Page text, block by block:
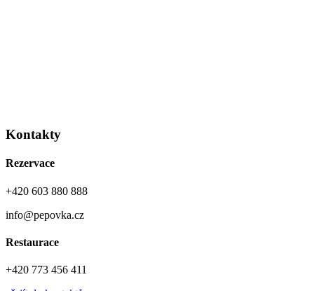
Kontakty
Rezervace
+420 603 880 888
info@pepovka.cz
Restaurace
+420 773 456 411